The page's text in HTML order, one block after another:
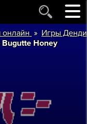
онлайн » Игры Денди
Honey